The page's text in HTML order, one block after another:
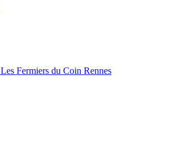
Les Fermiers du Coin Rennes